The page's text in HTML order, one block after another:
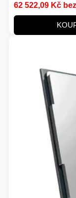
62 522,09 Kč